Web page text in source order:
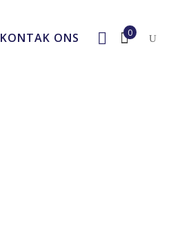
KONTAK ONS 0